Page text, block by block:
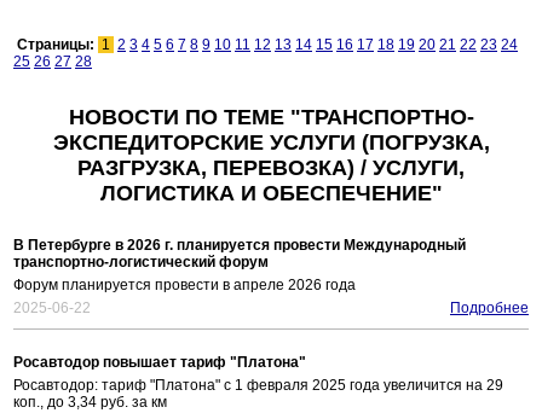
Страницы: 1 2 3 4 5 6 7 8 9 10 11 12 13 14 15 16 17 18 19 20 21 22 23 24
25 26 27 28
НОВОСТИ ПО ТЕМЕ "ТРАНСПОРТНО-
ЭКСПЕДИТОРСКИЕ УСЛУГИ (ПОГРУЗКА,
РАЗГРУЗКА, ПЕРЕВОЗКА) / УСЛУГИ,
ЛОГИСТИКА И ОБЕСПЕЧЕНИЕ"
В Петербурге в 2026 г. планируется провести Международный
транспортно-логистический форум
Форум планируется провести в апреле 2026 года
2025-06-22
Подробнее
Росавтодор повышает тариф "Платона"
Росавтодор: тариф "Платона" с 1 февраля 2025 года увеличится на 29
коп., до 3,34 руб. за км